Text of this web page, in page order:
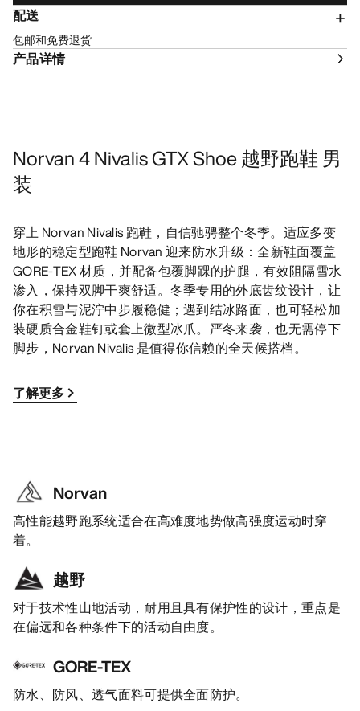
配送
包邮和免费退货
产品详情
Norvan 4 Nivalis GTX Shoe 越野跑鞋 男
装
穿上 Norvan Nivalis 跑鞋，自信驰骋整个冬季。适应多变
地形的稳定型跑鞋 Norvan 迎来防水升级：全新鞋面覆盖
GORE-TEX 材质，并配备包覆脚踝的护腿，有效阻隔雪水
渗入，保持双脚干爽舒适。冬季专用的外底齿纹设计，让
你在积雪与泥泞中步履稳健；遇到结冰路面，也可轻松加
装硬质合金鞋钉或套上微型冰爪。严冬来袭，也无需停下
脚步，Norvan Nivalis 是值得你信赖的全天候搭档。
了解更多
Norvan
高性能越野跑系统适合在高难度地势做高强度运动时穿
着。
越野
对于技术性山地活动，耐用且具有保护性的设计，重点是
在偏远和各种条件下的活动自由度。
GORE-TEX
防水、防风、透气面料可提供全面防护。